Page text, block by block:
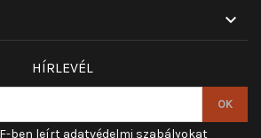

HÍRLEVÉL
ben leírt adatvédelmi szabályokat